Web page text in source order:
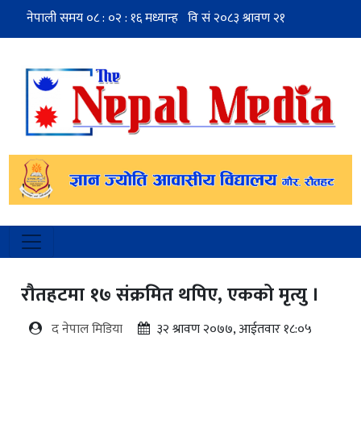
रौतहटमा १७ संक्रमित थपिए, एकको मृत्यु ।
द नेपाल मिडिया ३२ श्रावण २०७७, आईतवार १८:०५